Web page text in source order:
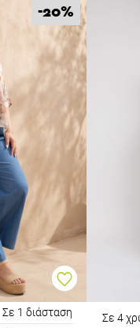
-20%
Σε 1 διάσταση Σε 4